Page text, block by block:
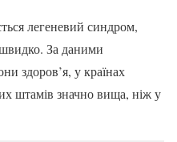
легеневий синдром,
За даними
здоров’я, у країнах
штамів значно вища, ніж у